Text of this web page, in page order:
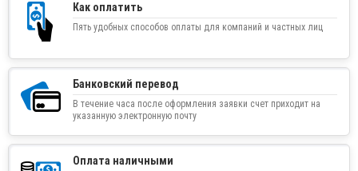
Как оплатить
Пять удобных способов оплаты для компаний и частных лиц
Банковский перевод
В течение часа после оформления заявки счет приходит на
указанную электронную почту
Оплата наличными